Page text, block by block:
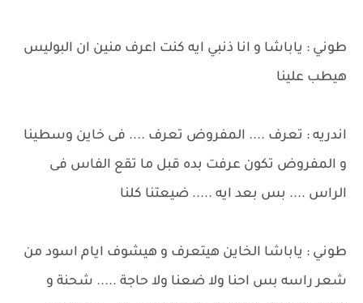
طوني : ياباشا و انا ذنبي ايه كنت اعرف منين ان البوليس
هيطب علينا
اندريه : تعرف .... المفروض تعرف .... فى خاين وسطينا
و المفروض تكون عرفت بده قبل ما تقع الفاس فى
الراس .... بس بعد ايه ..... ضيعتنا كلنا
طوني : ياباشا الخاين هيتعرف و هيشوف ايام اسود من
شعر راسه بس احنا ولا ضعنا ولا حاجة ..... شحنة و